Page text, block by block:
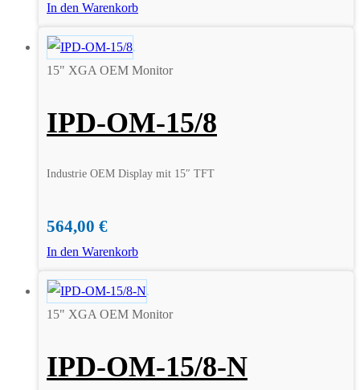
In den Warenkorb
15" XGA OEM Monitor
IPD-OM-15/8
Industrie OEM Display mit 15″ TFT
564,00 €
In den Warenkorb
15" XGA OEM Monitor
IPD-OM-15/8-N